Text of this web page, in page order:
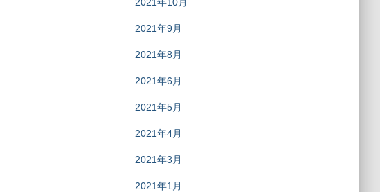
2021年9月
2021年8月
2021年6月
2021年5月
2021年4月
2021年3月
2021年1月